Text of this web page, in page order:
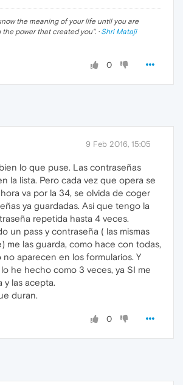
the meaning of your life until you are
power that created you". · Shri Mataji
0
9 Feb 2016, 15:05
lo que puse. Las contraseñas
la lista. Pero cada vez que opera se
va por la 34, se olvida de coger
ya guardadas. Asi que tengo la
repetida hasta 4 veces.
un pass y contraseña ( las mismas
me las guarda, como hace con todas,
aparecen en los formularios. Y
he hecho como 3 veces, ya SI me
y las acepta.
duran.
0